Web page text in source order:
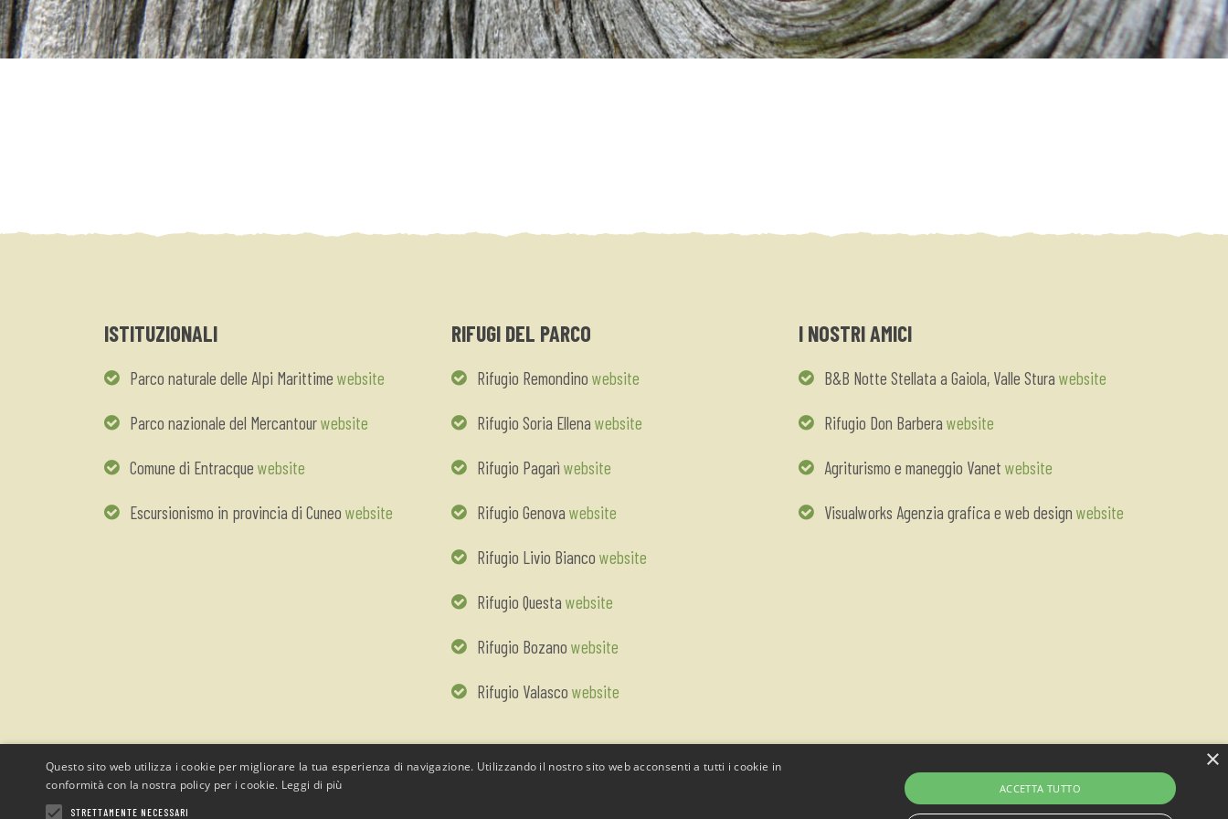
ISTITUZIONALI
Parco naturale delle Alpi Marittime website
Parco nazionale del Mercantourwebsite
Comune di Entracque website
Escursionismo in provincia di Cuneo website
RIFUGI DEL PARCO
Rifugio Remondino website
Rifugio Soria Ellena website
Rifugio Pagarì website
Rifugio Genova website
Rifugio Livio Bianco website
Rifugio Questa website
Rifugio Bozano website
Rifugio Valasco website
I NOSTRI AMICI
B&B Notte Stellata a Gaiola, Valle Stura website
Rifugio Don Barbera website
Agriturismo e maneggio Vanet website
Visualworks Agenzia grafica e web design website
×
Questo sito web utilizza i cookie per migliorare la tua esperienza di navigazione. Utilizzando il nostro sito web acconsenti a tutti i cookie in
conformità con la nostra policy per i cookie. Leggi di più
STRETTAMENTE NECESSARI
ACCETTA TUTTO